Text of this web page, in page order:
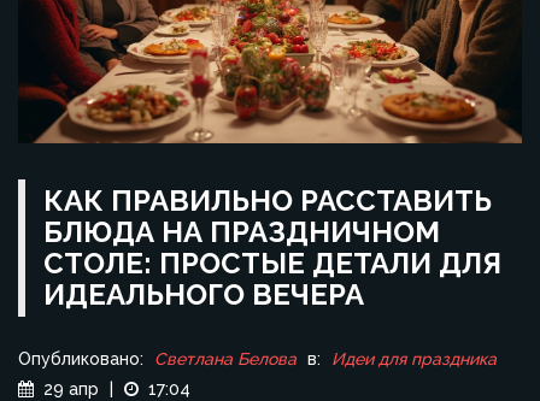
КАК ПРАВИЛЬНО РАССТАВИТЬ
БЛЮДА НА ПРАЗДНИЧНОМ
СТОЛЕ: ПРОСТЫЕ ДЕТАЛИ ДЛЯ
ИДЕАЛЬНОГО ВЕЧЕРА
Опубликовано: Светлана Белова в:
Идеи для праздника
29 апр
17:04